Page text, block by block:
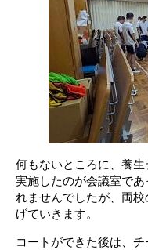
何もないところに、養生
実施したのが会議室で
れませんでしたが、両
げていきます。
コートができた後は、